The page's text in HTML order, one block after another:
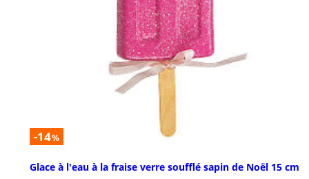
-14%
Glace à l'eau à la fraise verre soufflé sapin de Noël 15 cm